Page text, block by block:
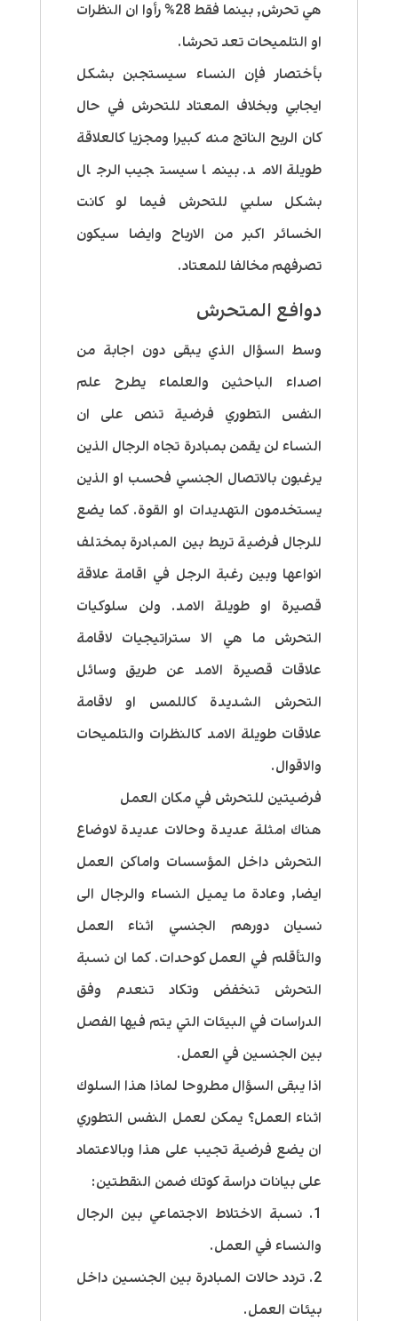
هي تحرش, بينما فقط 28% رأوا ان النظرات
او التلميحات تعد تحرشا.
بأختصار فإن النساء سيستجبن بشكل
ايجابي وبخلاف المعتاد للتحرش في حال
كان الربح الناتج منه كبيرا ومجزيا كالعلاقة
طويلة الامد. بينما سيستجيب الرجال
بشكل سلبي للتحرش فيما لو كانت
الخسائر اكبر من الارباح وايضا سيكون
تصرفهم مخالفا للمعتاد.
دوافع المتحرش
وسط السؤال الذي يبقى دون اجابة من
اصداء الباحثين والعلماء يطرح علم
النفس التطوري فرضية تنص على ان
النساء لن يقمن بمبادرة تجاه الرجال الذين
يرغبون بالاتصال الجنسي فحسب او الذين
يستخدمون التهديدات او القوة. كما يضع
للرجال فرضية تربط بين المبادرة بمختلف
انواعها وبين رغبة الرجل في اقامة علاقة
قصيرة او طويلة الامد. ولن سلوكيات
التحرش ما هي الا ستراتيجيات لاقامة
علاقات قصيرة الامد عن طريق وسائل
التحرش الشديدة كاللمس او لاقامة
علاقات طويلة الامد كالنظرات والتلميحات
والاقوال.
فرضيتين للتحرش في مكان العمل
هناك امثلة عديدة وحالات عديدة لاوضاع
التحرش داخل المؤسسات واماكن العمل
ايضا, وعادة ما يميل النساء والرجال الى
نسيان دورهم الجنسي اثناء العمل
والتأقلم في العمل كوحدات. كما ان نسبة
التحرش تنخفض وتكاد تنعدم وفق
الدراسات في البيئات التي يتم فيها الفصل
بين الجنسين في العمل.
اذا يبقى السؤال مطروحا لماذا هذا السلوك
اثناء العمل؟ يمكن لعمل النفس التطوري
ان يضع فرضية تجيب على هذا وبالاعتماد
على بيانات دراسة كوتك ضمن النقطتين:
1. نسبة الاختلاط الاجتماعي بين الرجال
والنساء في العمل.
2. تردد حالات المبادرة بين الجنسين داخل
بيئات العمل.